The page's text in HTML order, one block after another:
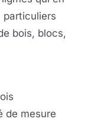
particuliers
bois, blocs,
de mesure